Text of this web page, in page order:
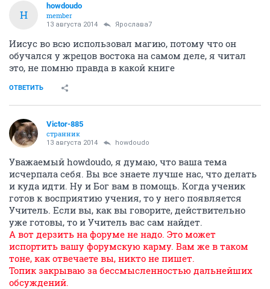
H
howdoudo
member
13 августа 2014 Ярослава7
Иисус во всю использовал магию, потому что он
обучался у жрецов востока на самом деле, я читал
это, не помню правда в какой книге
ОТВЕТИТЬ
Victor-885
странник
13 августа 2014 howdoudo
Уважаемый howdoudo, я думаю, что ваша тема
исчерпала себя. Вы все знаете лучше нас, что делать
и куда идти. Ну и Бог вам в помощь. Когда ученик
готов к восприятию учения, то у него появляется
Учитель. Если вы, как вы говорите, действительно
уже готовы, то и Учитель вас сам найдет.
А вот дерзить на форуме не надо. Это может
испортить вашу форумскую карму. Вам же в таком
тоне, как отвечаете вы, никто не пишет.
Топик закрываю за бессмысленностью дальнейших
обсуждений.